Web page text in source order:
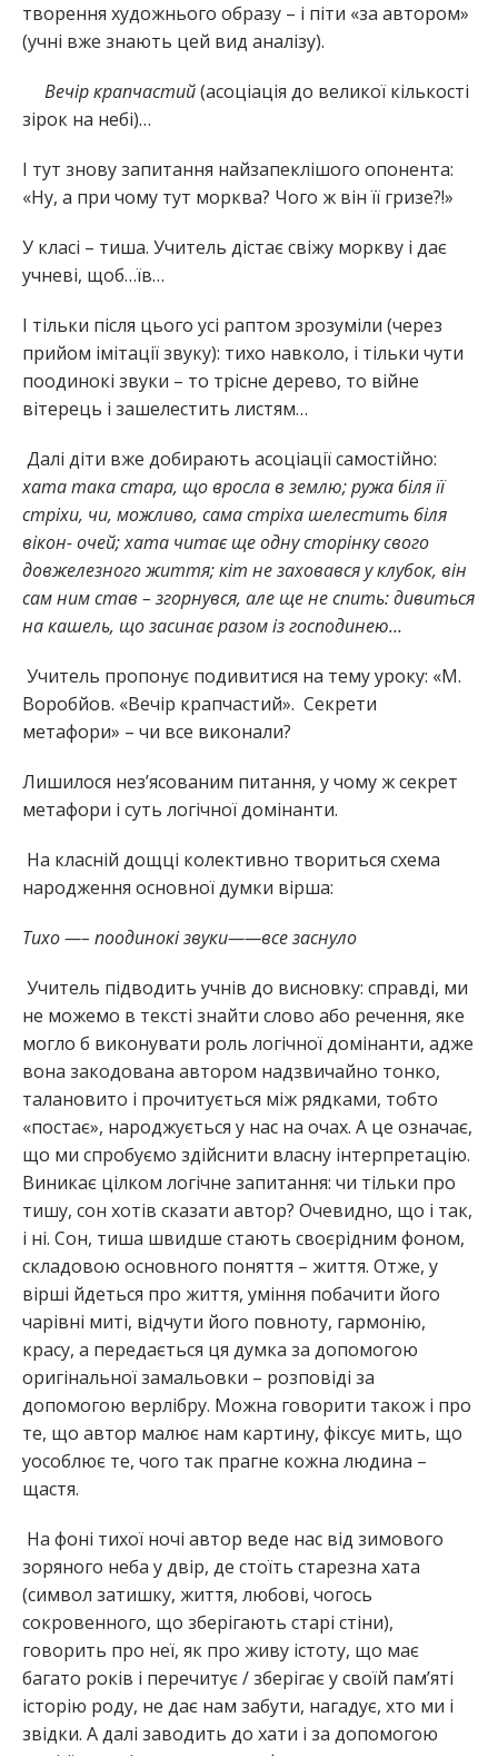
творення художнього образу – і піти «за автором»
(учні вже знають цей вид аналізу).
Вечір крапчастий(асоціація до великої кількості
зірок на небі)…
І тут знову запитання найзапеклішого опонента:
«Ну, а при чому тут морква? Чого ж він її гризе?!»
У класі – тиша. Учитель дістає свіжу моркву і дає
учневі, щоб…їв…
І тільки після цього усі раптом зрозуміли (через
прийом імітації звуку): тихо навколо, і тільки чути
поодинокі звуки – то трісне дерево, то війне
вітерець і зашелестить листям…
Далі діти вже добирають асоціації самостійно:
хата така стара, що вросла в землю; ружа біля її
стріхи, чи, можливо, сама стріха шелестить біля
вікон- очей; хата читає ще одну сторінку свого
довжелезного життя; кіт не заховався у клубок, він
сам ним став – згорнувся, але ще не спить: дивиться
на кашель, що засинає разом із господинею…
Учитель пропонує подивитися на тему уроку: «М.
Воробйов. «Вечір крапчастий». Секрети
метафори» – чи все виконали?
Лишилося нез’ясованим питання, у чому ж секрет
метафори і суть логічної домінанти.
На класній дощці колективно твориться схема
народження основної думки вірша:
Тихо —– поодинокі звуки——все заснуло
Учитель підводить учнів до висновку: справді, ми
не можемо в тексті знайти слово або речення, яке
могло б виконувати роль логічної домінанти, адже
вона закодована автором надзвичайно тонко,
талановито і прочитується між рядками, тобто
«постає», народжується у нас на очах. А це означає,
що ми спробуємо здійснити власну інтерпретацію.
Виникає цілком логічне запитання: чи тільки про
тишу, сон хотів сказати автор? Очевидно, що і так,
і ні. Сон, тиша швидше стають своєрідним фоном,
складовою основного поняття – життя. Отже, у
вірші йдеться про життя, уміння побачити його
чарівні миті, відчути його повноту, гармонію,
красу, а передається ця думка за допомогою
оригінальної замальовки – розповіді за
допомогою верлібру. Можна говорити також і про
те, що автор малює нам картину, фіксує мить, що
уособлює те, чого так прагне кожна людина –
щастя.
На фоні тихої ночі автор веде нас від зимового
зоряного неба у двір, де стоїть старезна хата
(символ затишку, життя, любові, чогось
сокровенного, що зберігають старі стіни),
говорить про неї, як про живу істоту, що має
багато років і перечитує / зберігає у своїй пам’яті
історію роду, не дає нам забути, нагадує, хто ми і
звідки. А далі заводить до хати і за допомогою